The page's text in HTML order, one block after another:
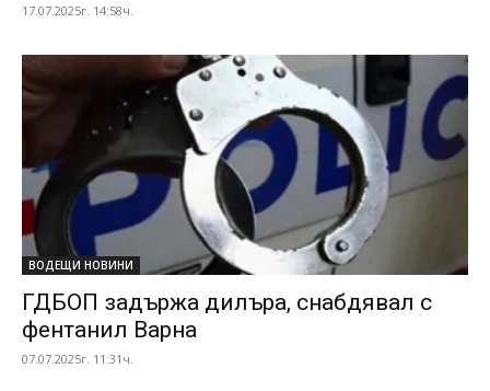
17.07.2025г. 14:58ч.
ВОДЕЩИ НОВИНИ
ГДБОП задържа дилъра, снабдявал с
фентанил Варна
07.07.2025г. 11:31ч.